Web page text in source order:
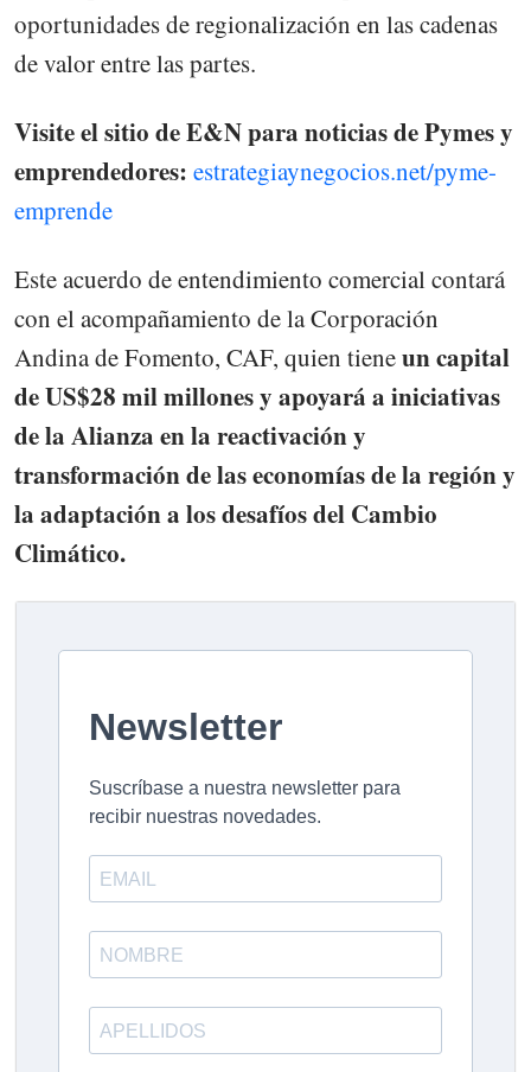
oportunidades de regionalización en las cadenas
de valor entre las partes.
Visite el sitio de E&N para noticias de Pymes y
emprendedores: estrategiaynegocios.net/pyme-
emprende
Este acuerdo de entendimiento comercial contará
con el acompañamiento de la Corporación
Andina de Fomento, CAF, quien tieneun capital
de US$28 mil millones y apoyará a iniciativas
de la Alianza en la reactivación y
transformación de las economías de la región y
la adaptación a los desafíos del Cambio
Climático.